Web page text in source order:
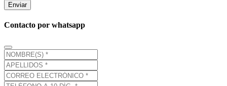
Enviar
Contacto por whatsapp